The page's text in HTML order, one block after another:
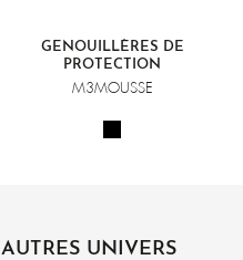
GENOUILLÈRES DE
PROTECTION
M3MOUSSE
UNIVERS